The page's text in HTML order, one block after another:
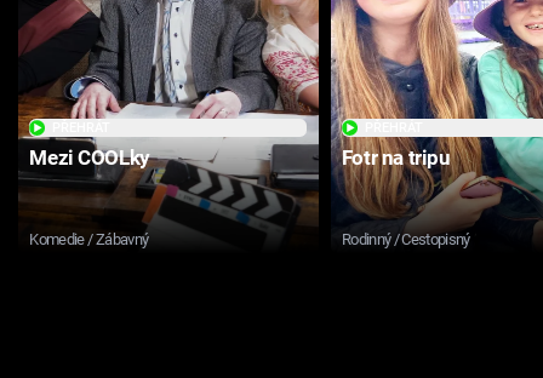
Mezi COOLky
Komedie / Zábavný
Fotr na tripu
Rodinný / Cestopisný